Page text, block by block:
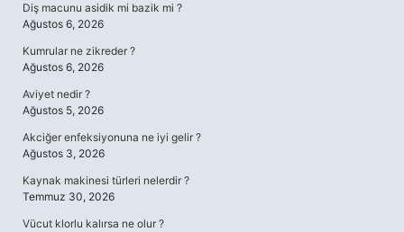
Diş macunu asidik mi bazik mi ?
Ağustos 6, 2026
Kumrular ne zikreder ?
Ağustos 6, 2026
Aviyet nedir ?
Ağustos 5, 2026
Akciğer enfeksiyonuna ne iyi gelir ?
Ağustos 3, 2026
Kaynak makinesi türleri nelerdir ?
Temmuz 30, 2026
Vücut klorlu kalırsa ne olur ?